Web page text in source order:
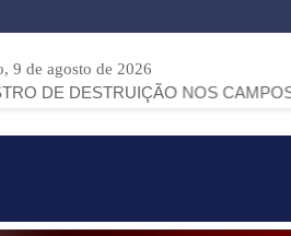
9 de agosto de 2026
NOS CAMPOS GERAIS >>